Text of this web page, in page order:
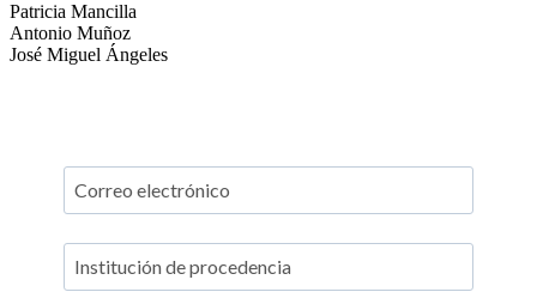
Patricia Mancilla
Antonio Muñoz
José Miguel Ángeles